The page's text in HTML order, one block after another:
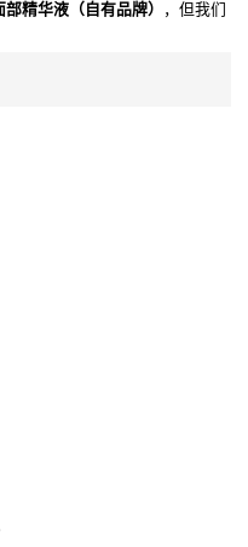
精华液（自有品牌）
，但我们